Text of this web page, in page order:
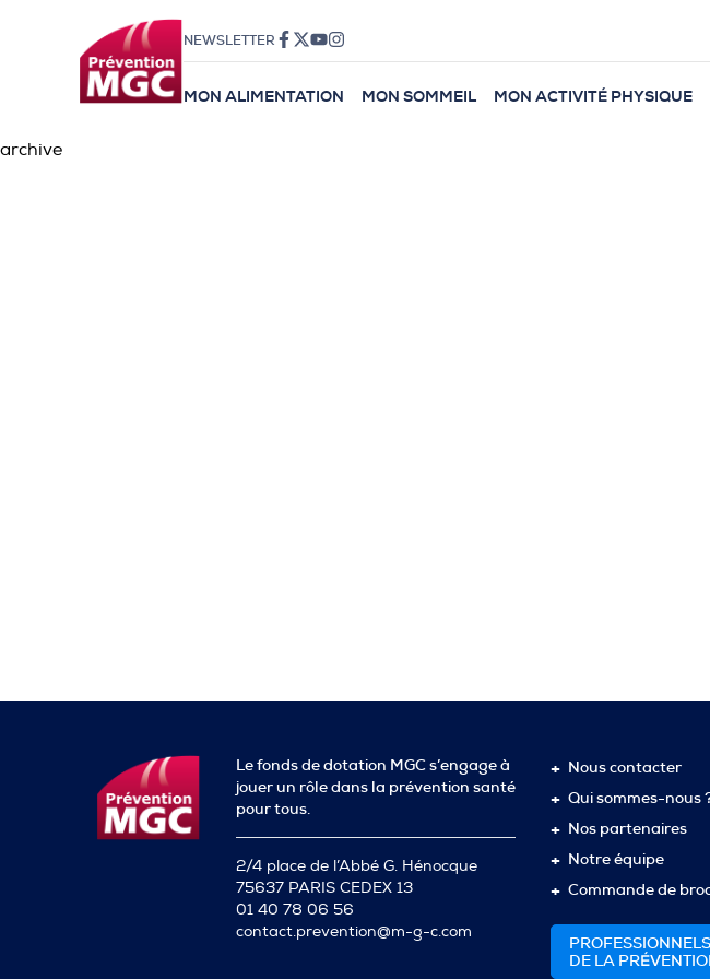
NEWSLETTER
MON ALIMENTATION MON SOMMEIL MON ACTIVITÉ PHYSIQUE
archive
Le fonds de dotation MGC s’engage à
jouer un rôle dans la prévention santé
pour tous.
2/4 place de l’Abbé G. Hénocque
75637 PARIS CEDEX 13
01 40 78 06 56
contact.prevention@m-g-c.com
Nous contacter
Qui sommes-nous
Nos partenaires
Notre équipe
Commande de
PROFESSIONNELS
DE LA